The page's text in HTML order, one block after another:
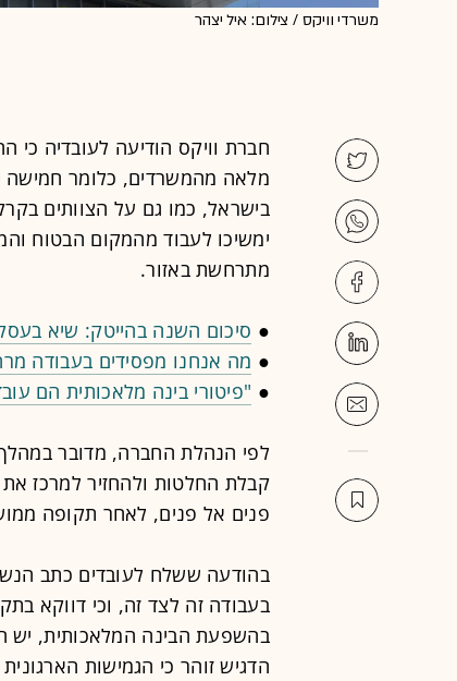
משרדי וויקס / צילום: איל יצהר
מלאה מהמשרדים, כלומר חמישה
בישראל, כמו גם על הצוותים
ימשיכו לעבוד מהמקום הבטוח
מתרחשת באזור.
● סיכום השנה בהייטק: שיא
● מה אנחנו מפסידים בעבודה
● "פיטורי בינה מלאכותית הם
לפי הנהלת החברה, מדובר
קבלת החלטות ולהחזיר למרכז
פנים אל פנים, לאחר תקופה
בהודעה ששלח לעובדים כתב
בעבודה זה לצד זה, וכי דווקא
בהשפעת הבינה המלאכותית, יש
הדגיש זוהר כי הגמישות